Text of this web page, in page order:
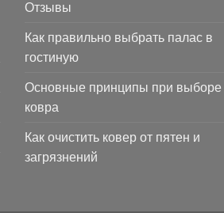
Отзывы
Как правильно выбрать палас в
гостиную
Основные принципы при выборе
ковра
Как очистить ковер от пятен и
загрязнений